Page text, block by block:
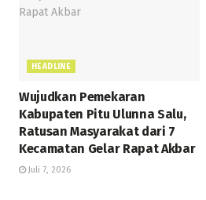
HEADLINE
Wujudkan Pemekaran
Kabupaten Pitu Ulunna Salu,
Ratusan Masyarakat dari 7
Kecamatan Gelar Rapat Akbar
Juli 7, 2026